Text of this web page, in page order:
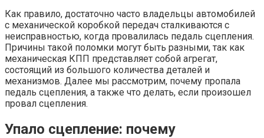
Как правило, достаточно часто владельцы автомобилей
с механической коробкой передач сталкиваются с
неисправностью, когда провалилась педаль сцепления.
Причины такой поломки могут быть разными, так как
механическая КПП представляет собой агрегат,
состоящий из большого количества деталей и
механизмов. Далее мы рассмотрим, почему пропала
педаль сцепления, а также что делать, если произошел
провал сцепления.
Упало сцепление: почему